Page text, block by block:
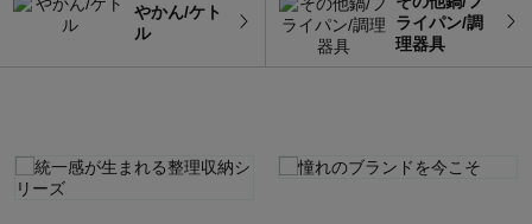
やかん/ケト
ル
ライパン/調
理器具